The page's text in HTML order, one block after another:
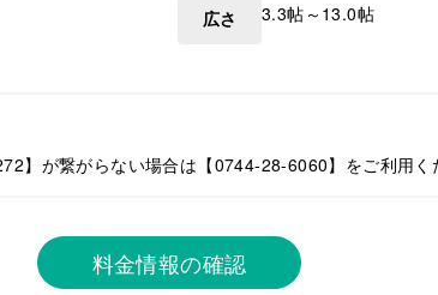
広さ 3.3帖～13.0帖
】が繋がらない場合は【0744-28-6060】をご利用く
料金情報の確認